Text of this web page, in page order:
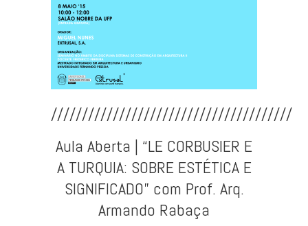
///////////////////////////////////////
Aula Aberta | “LE CORBUSIER E
A TURQUIA: SOBRE ESTÉTICA E
SIGNIFICADO” com Prof. Arq.
Armando Rabaça